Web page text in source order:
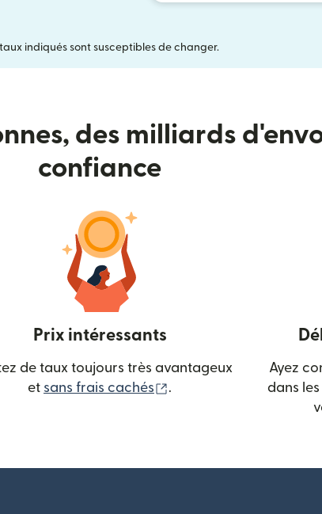
taux indiqués sont susceptibles de changer.
des milliards
confiance
Prix intéressants
de taux toujours très avantageux
et sans frais cachés (s'ouvre dans une
.
Ayez
dans les